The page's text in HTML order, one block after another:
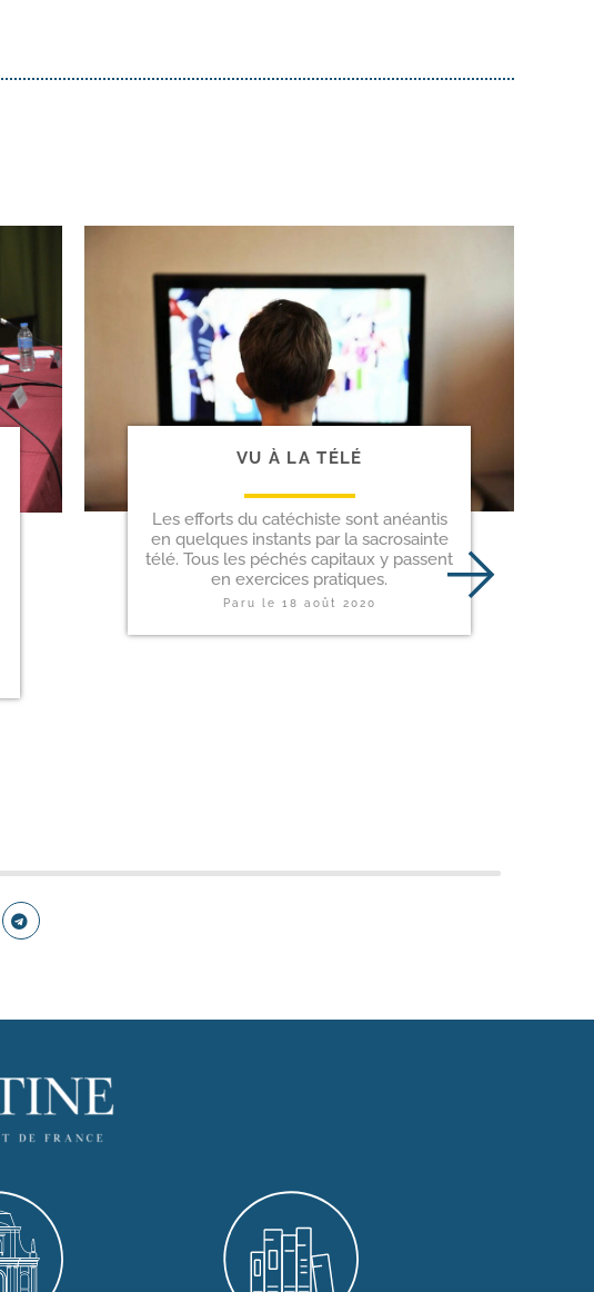
VU À LA TÉLÉ
Les efforts du catéchiste sont anéantis
en quelques instants par la sacrosainte
télé. Tous les péchés capitaux y passent
en exercices pratiques.
Paru le 18 août 2020